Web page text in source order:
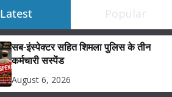
Latest Popular
सब-इंस्पेक्टर सहित शिमला पुलिस के तीन
कर्मचारी सस्पेंड
August 6, 2026